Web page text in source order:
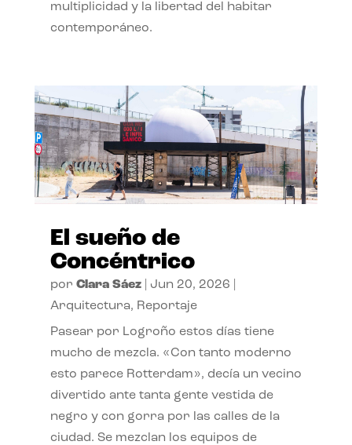
multiplicidad y la libertad del habitar
contemporáneo.
El sueño de
Concéntrico
por Clara Sáez| Jun 20, 2026
Arquitectura, Reportaje
Pasear por Logroño estos días tiene
mucho de mezcla. «Con tanto moderno
esto parece Rotterdam», decía un vecino
divertido ante tanta gente vestida de
negro y con gorra por las calles de la
ciudad. Se mezclan los equipos de